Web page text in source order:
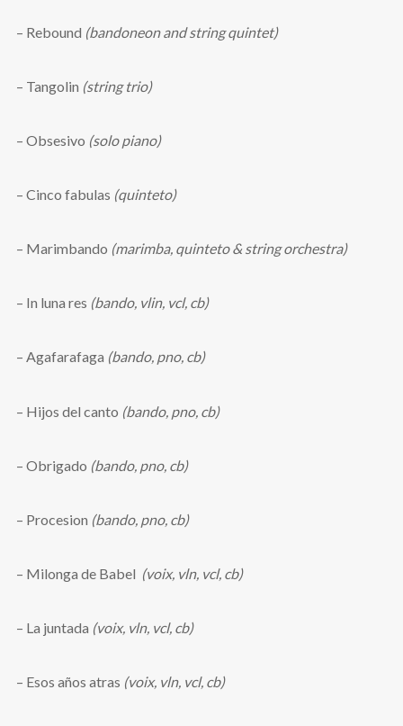
– Rebound (bandoneon and string quintet)
– Tangolin (string trio)
– Obsesivo (solo piano)
– Cinco fabulas (quinteto)
– Marimbando (marimba, quinteto & string orchestra)
– In luna res (bando, vlin, vcl, cb)
– Agafarafaga (bando, pno, cb)
– Hijos del canto (bando, pno, cb)
– Obrigado (bando, pno, cb)
– Procesion (bando, pno, cb)
– Milonga de Babel (voix, vln, vcl, cb)
– La juntada (voix, vln, vcl, cb)
– Esos años atras (voix, vln, vcl, cb)